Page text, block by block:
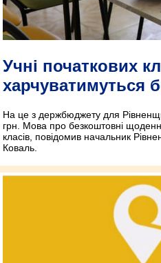
Учні початкових
харчуватимуться
На це з держбюджету для
грн. Мова про безкоштовні
класів, повідомив начальник
Коваль.